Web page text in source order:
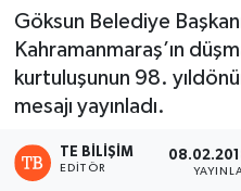
Göksun Belediye
Kahramanmaraş’ın
kurtuluşunun 98.
mesajı yayınladı.
TE BILIŞIM
EDITÖR
Son Dakika Haberleri
Haber Arşivi